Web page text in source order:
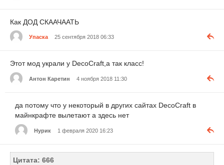
Как ДОД СКААЧААТЬ
Упаска 25 сентября 2018 06:33
Этот мод украли у DecoCraft,а так класс!
Антон Каретин 4 ноября 2018 11:30
да потому что у некоторый в других сайтах DecoCraft в
майнкрафте вылетают а здесь нет
Нурик 1 февраля 2020 16:23
Цитата: 666